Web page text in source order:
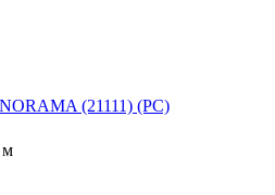
(21111) (РС)
м